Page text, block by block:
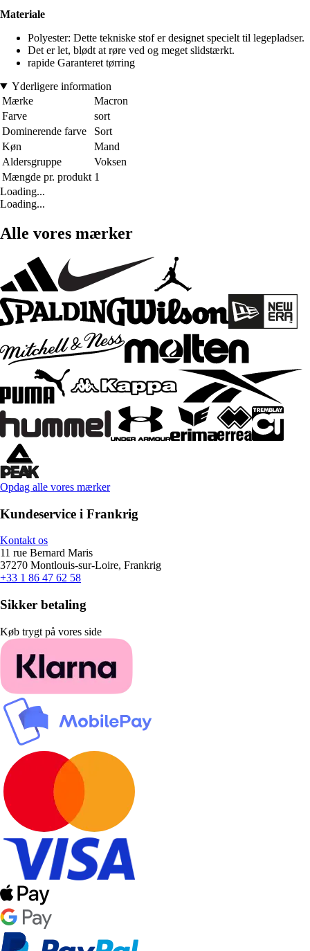
Materiale
Polyester: Dette tekniske stof er designet specielt til legepladser.
Det er let, blødt at røre ved og meget slidstærkt.
rapide Garanteret tørring
Yderligere information
Mærke
Macron
Farve
sort
Dominerende farve
Sort
Køn
Mand
Aldersgruppe
Voksen
Mængde pr. produkt 1
Loading...
Loading...
Alle vores mærker
Opdag alle vores mærker
Kundeservice i Frankrig
Kontakt os
11 rue Bernard Maris
37270 Montlouis-sur-Loire, Frankrig
+33 1 86 47 62 58
Sikker betaling
Køb trygt på vores side